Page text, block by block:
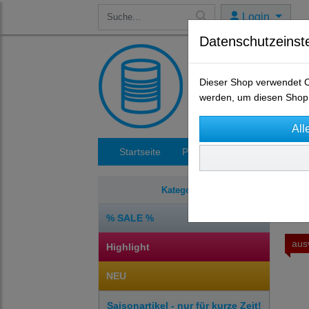
Login
Startseite Produkte
Kategorien
% SALE %
Highlight
NEU
Saisonartikel - nur für kurze Zeit!
Dieser Shop verwendet
werden, um diesen